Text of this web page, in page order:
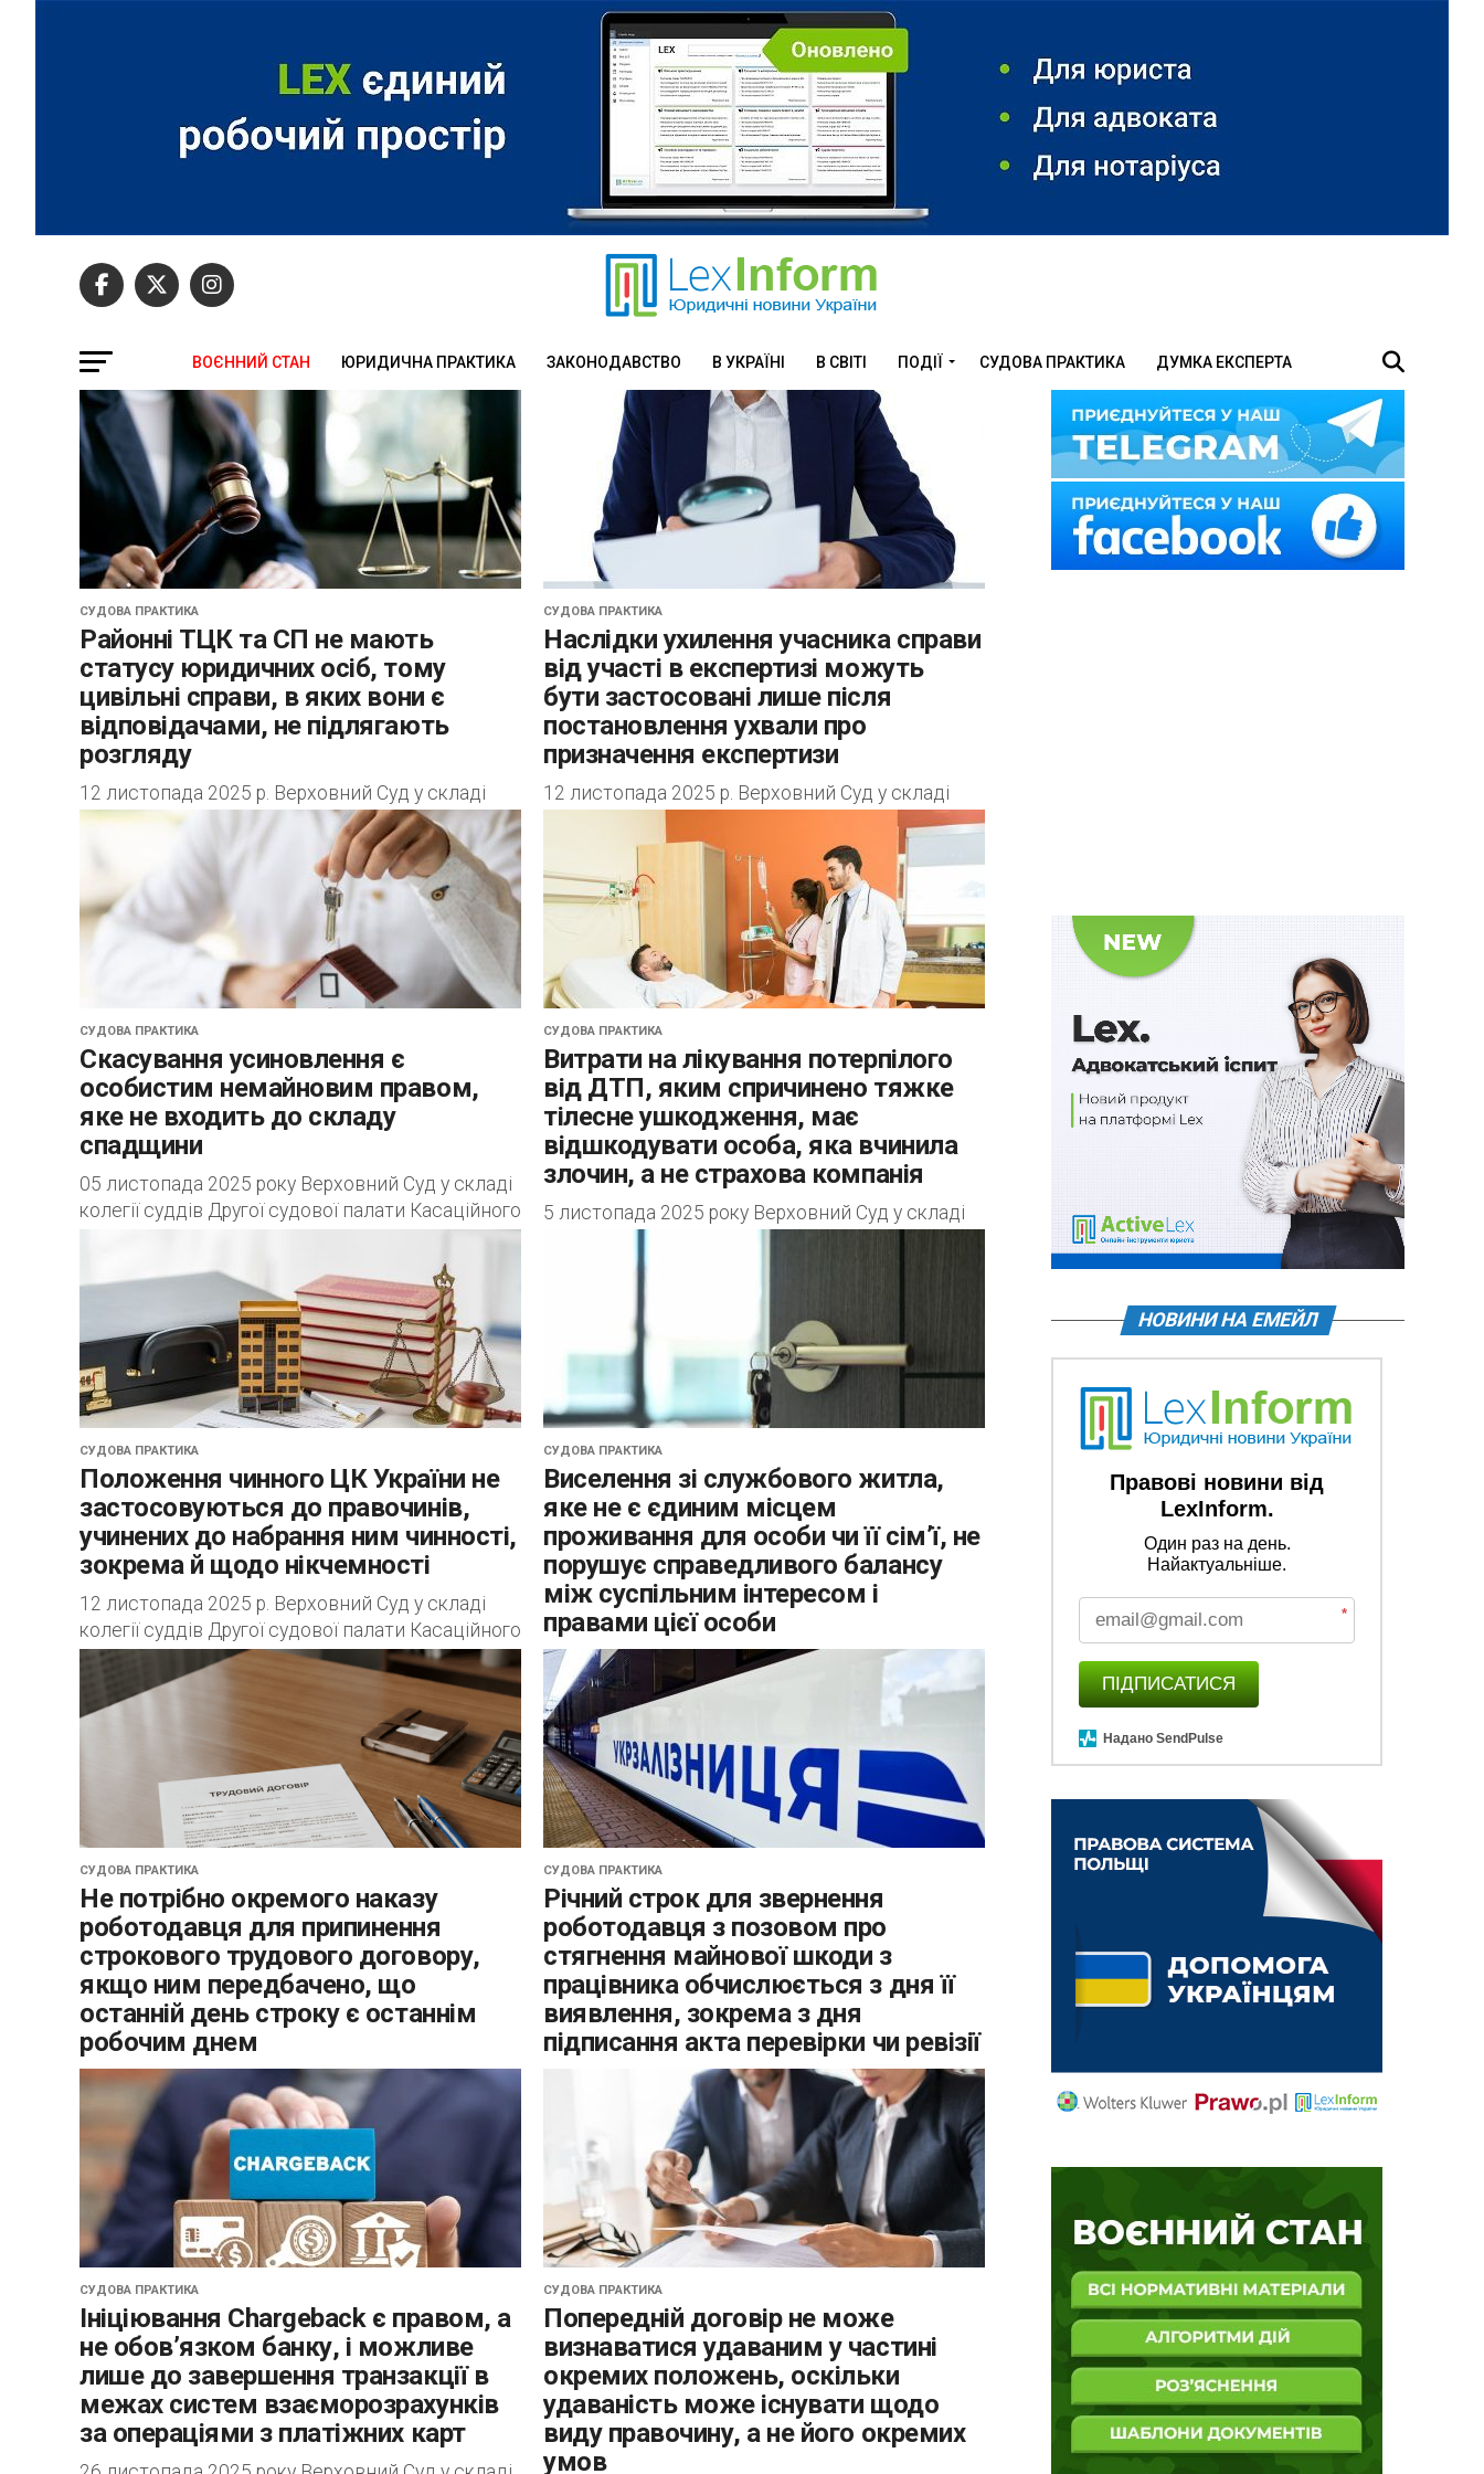
ВОЄННИЙ СТАН ЮРИДИЧНА ПРАКТИКА ЗАКОНОДАВСТВО В УКРАЇНІ В СВІТІ ПОДІЇ СУДОВА ПРАКТИКА ДУМКА ЕКСПЕРТА
СУДОВА ПРАКТИКА
Районні ТЦК та СП не мають
статусу юридичних осіб, тому
цивільні справи, в яких вони є
відповідачами, не підлягають
розгляду
12 листопада 2025 р. Верховний Суд у складі
колегії суддів Другої судової палати Касаційного
цивільного суду у справі № 524/7691/23
рішення судів попередніх інстанцій скасував, а...
СУДОВА ПРАКТИКА
Наслідки ухилення учасника справи
від участі в експертизі можуть
бути застосовані лише після
постановлення ухвали про
призначення експертизи
12 листопада 2025 р. Верховний Суд у складі
колегії суддів Другої судової палати Касаційного
цивільного суду у справі № 346/5502/22
задовольнив касаційну скаргу заявника, який
наполягав,...
СУДОВА ПРАКТИКА
Скасування усиновлення є
особистим немайновим правом,
яке не входить до складу
спадщини
05 листопада 2025 року Верховний Суд у складі
колегії суддів Другої судової палати Касаційного
задовольнив касаційну скаргу особи, яка...
СУДОВА ПРАКТИКА
Витрати на лікування потерпілого
від ДТП, яким спричинено тяжке
тілесне ушкодження, має
відшкодувати особа, яка вчинила
злочин, а не страхова компанія
5 листопада 2025 року Верховний Суд у складі
Касаційного цивільного суду у справі №
прокурора, який доводив,...
СУДОВА ПРАКТИКА
Положення чинного ЦК України не
застосовуються до правочинів,
учинених до набрання ним чинності,
зокрема й щодо нікчемності
12 листопада 2025 р. Верховний Суд у складі
колегії суддів Другої судової палати Касаційного
цивільного суду у справі № 523/16628/23
задовольнив касаційну скаргу спадкоємця у
справі...
СУДОВА ПРАКТИКА
Виселення зі службового житла,
яке не є єдиним місцем
проживання для особи чи її сім’ї, не
порушує справедливого балансу
між суспільним інтересом і
правами цієї особи
12 листопада 2025 р. Верховний Суд у складі
колегії суддів Першої судової палати
Касаційного цивільного суду у справі №
521/11914/21 відмовив у задоволення
касаційної скарги особи,...
СУДОВА ПРАКТИКА
Не потрібно окремого наказу
роботодавця для припинення
строкового трудового договору,
якщо ним передбачено, що
останній день строку є останнім
робочим днем
12 листопада 2025 р. Верховний Суд у складі
колегії суддів Першої судової палати
Касаційного цивільного суду у справі №
552/8737/24 відмовив у задоволенні касаційної
скарги колишньої...
СУДОВА ПРАКТИКА
Річний строк для звернення
роботодавця з позовом про
стягнення майнової шкоди з
працівника обчислюється з дня її
виявлення, зокрема з дня
підписання акта перевірки чи ревізії
05 листопада 2025 р. Верховний Суд у складі
колегії суддів Другої судової палати Касаційного
цивільного суду у справі № 211/447/23
задовольнив касаційну скаргу колишнього
працівника, який...
СУДОВА ПРАКТИКА
Ініціювання Chargeback є правом, а
не обов’язком банку, і можливе
лише до завершення транзакції в
межах систем взаєморозрахунків
за операціями з платіжних карт
СУДОВА ПРАКТИКА
Попередній договір не може
визнаватися удаваним у частині
окремих положень, оскільки
удаваність може існувати щодо
виду правочину, а не його окремих
умов
НОВИНИ НА ЕМЕЙЛ
Правові новини від
LexInform.
Один раз на день.
Найактуальніше.
*
ПІДПИСАТИСЯ
Надано SendPulse